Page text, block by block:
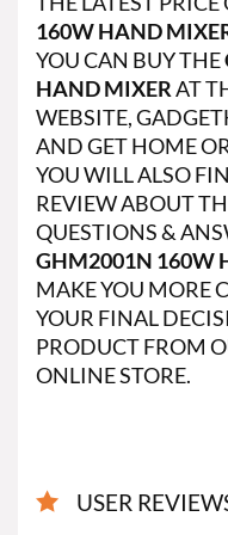
160W HAND
YOU CAN BUY THE
HAND MIXERAT
WEBSITE,
AND GET HOME
YOU WILL ALSO
REVIEW ABOUT
QUESTIONS &
GHM2001N 160W
MAKE YOU MORE
YOUR FINAL
PRODUCT FROM
ONLINE STORE.
USER